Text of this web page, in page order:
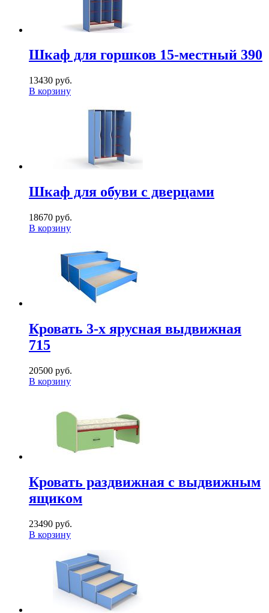
Шкаф для горшков 15-местный 390
13430 руб.
В корзину
Шкаф для обуви с дверцами
18670 руб.
В корзину
Кровать 3-х ярусная выдвижная
715
20500 руб.
В корзину
Кровать раздвижная с выдвижным
ящиком
23490 руб.
В корзину